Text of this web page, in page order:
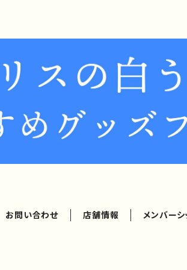
お問い合わせ 店舗情報 メンバーシ